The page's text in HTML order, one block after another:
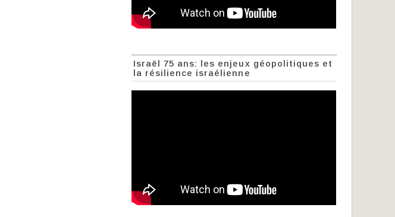
Israël 75 ans: les enjeux géopolitiques et
la résilience israélienne